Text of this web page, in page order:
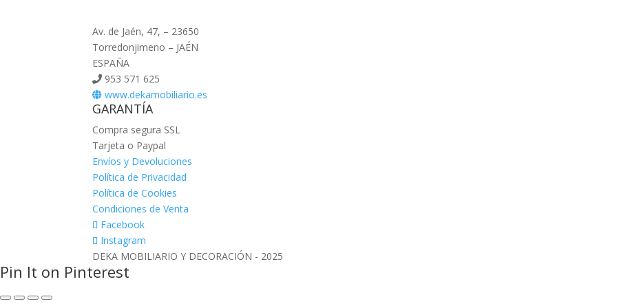
Av. de Jaén, 47, – 23650
Torredonjimeno – JAÉN
ESPAÑA
953 571 625
www.dekamobiliario.es
GARANTÍA
Compra segura SSL
Tarjeta o Paypal
Envíos y Devoluciones
Política de Privacidad
Política de Cookies
Condiciones de Venta
Facebook
Instagram
DEKA MOBILIARIO Y DECORACIÓN - 2025
Pin It on Pinterest